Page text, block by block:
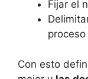
Fijar el
Con esto